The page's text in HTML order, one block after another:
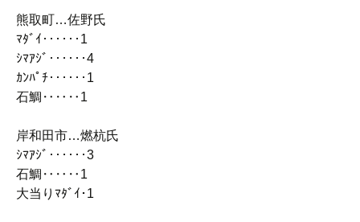
熊取町…佐野氏
ﾏﾀﾞｲ‥‥‥1
ｼﾏｱｼﾞ‥‥‥4
ｶﾝﾊﾟﾁ‥‥‥1
石鯛‥‥‥1
岸和田市…燃杭氏
ｼﾏｱｼﾞ‥‥‥3
石鯛‥‥‥1
大当りﾏﾀﾞｲ･1